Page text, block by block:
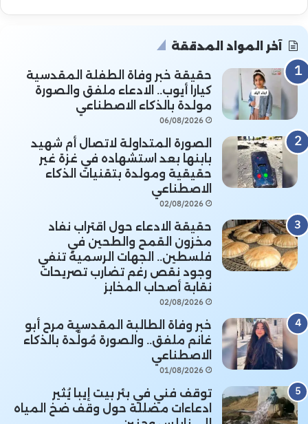
آخر المواد المدققة
حقيقة خبر وفاة الطفلة المقدسية
كيارا أيوب.. الادعاء ملفق والصورة
مولدة بالذكاء الاصطناعي
06/08/2026
الصورة المتداولة لاتصال أم شهيد
بابنها بعد استشهاده في غزة غير
حقيقية ومولدة بتقنيات الذكاء
الاصطناعي
02/08/2026
حقيقة الادعاء حول اقتراب نفاد
مخزون القمح والطحين في
فلسطين.. الجهات الرسمية تنفي
وجود نقص رغم تضارب تصريحات
نقابة أصحاب المخابز
02/08/2026
خبر وفاة الطالبة المقدسية مرح أبو
غانم ملفق.. والصورة مُولَّدة بالذكاء
الاصطناعي
01/08/2026
توقف فني في بئر بيت إيبا يُثير
ادعاءات مضللة حول وقف ضخ المياه